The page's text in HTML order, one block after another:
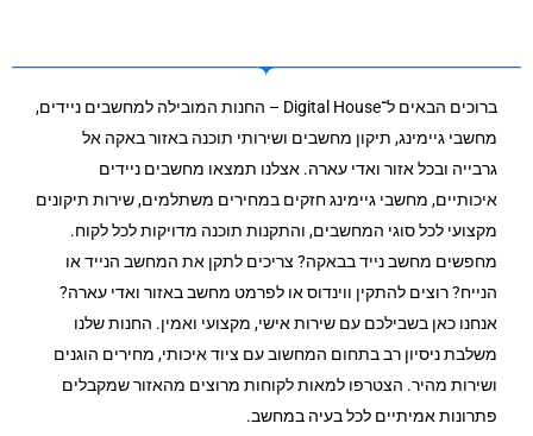
ברוכים הבאים ל־Digital House – החנות המובילה למחשבים ניידים,
מחשבי גיימינג, תיקון מחשבים ושירותי תוכנה באזור באקה אל
גרבייה ובכל אזור ואדי עארה. אצלנו תמצאו מחשבים ניידים
איכותיים, מחשבי גיימינג חזקים במחירים משתלמים, שירות תיקונים
מקצועי לכל סוגי המחשבים, והתקנות תוכנה מדויקות לכל לקוח.
מחפשים מחשב נייד בבאקה? צריכים לתקן את המחשב הנייד או
הנייח? רוצים להתקין ווינדוס או לפרמט מחשב באזור ואדי עארה?
אנחנו כאן בשבילכם עם שירות אישי, מקצועי ואמין. החנות שלנו
משלבת ניסיון רב בתחום המחשוב עם ציוד איכותי, מחירים הוגנים
ושירות מהיר. הצטרפו למאות לקוחות מרוצים מהאזור שמקבלים
פתרונות אמיתיים לכל בעיה במחשב.